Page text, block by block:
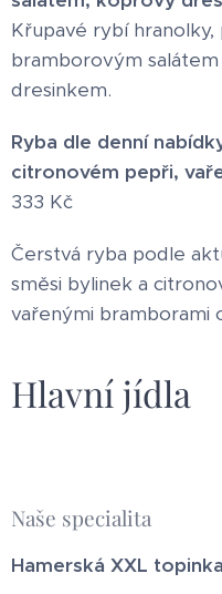
Křupavé rybí
bramborovým
dresinkem.
Ryba dle denní
citronovém pepři,
333 Kč
Čerstvá ryba podle
směsi bylinek a
vařenými bramborami
Hlavní jídla
Naše specialita
Hamerská XXL topinka